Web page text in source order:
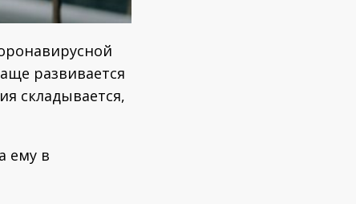
развивается
складывается,
ему в